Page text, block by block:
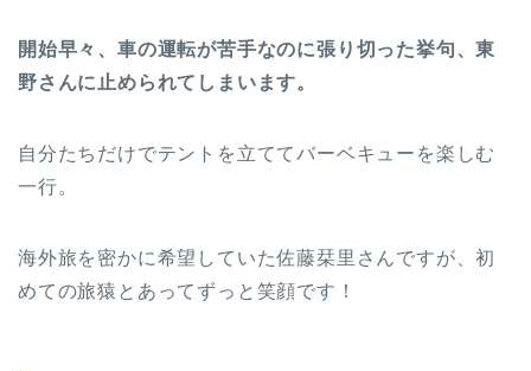
開始早々、車の運転が苦手なのに張り切った挙句、東
野さんに止められてしまいます。
自分たちだけでテントを立ててバーベキューを楽しむ
一行。
海外旅を密かに希望していた佐藤栞里さんですが、初
めての旅猿とあってずっと笑顔です！